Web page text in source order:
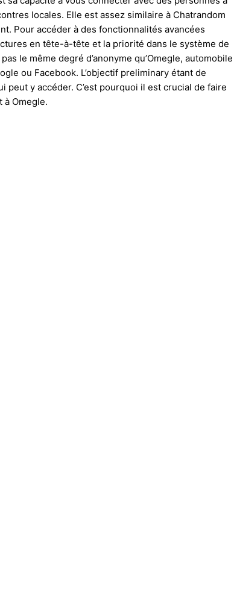
locales. Elle est assez similaire à Chatrandom
Pour accéder à des fonctionnalités avancées
en tête-à-tête et la priorité dans le système de
le même degré d’anonyme qu’Omegle, automobile
ou Facebook. L’objectif preliminary étant de
y accéder. C’est pourquoi il est crucial de faire
Omegle.